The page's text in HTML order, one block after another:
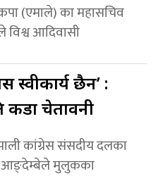
(एमाले) का महासचिव
आदिवासी
स्वीकार्य छैन’ :
कडा चेतावनी
कांग्रेस संसदीय दलका
आङ्देम्बेले मुलुकका